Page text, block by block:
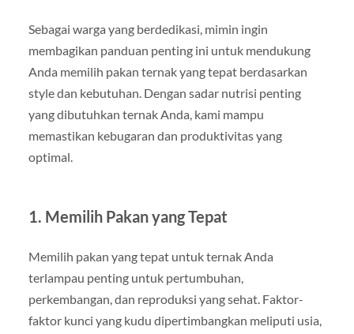
Sebagai warga yang berdedikasi, mimin ingin
membagikan panduan penting ini untuk mendukung
Anda memilih pakan ternak yang tepat berdasarkan
style dan kebutuhan. Dengan sadar nutrisi penting
yang dibutuhkan ternak Anda, kami mampu
memastikan kebugaran dan produktivitas yang
optimal.
1. Memilih Pakan yang Tepat
Memilih pakan yang tepat untuk ternak Anda
terlampau penting untuk pertumbuhan,
perkembangan, dan reproduksi yang sehat. Faktor-
faktor kunci yang kudu dipertimbangkan meliputi usia,